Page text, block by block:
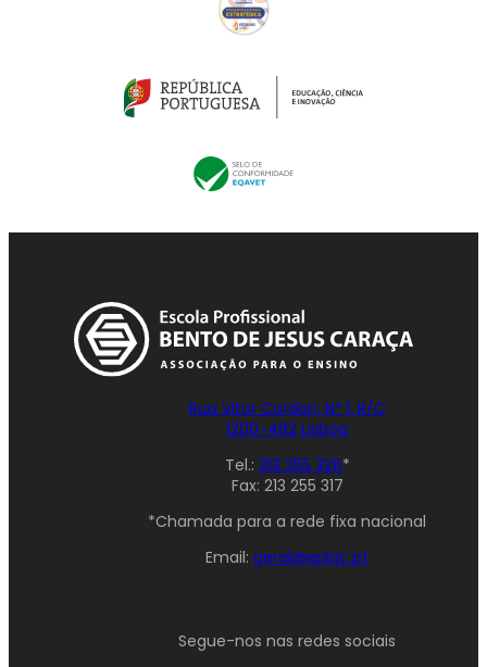
Rua Vitor Cordon, Nº 1, R/C
1200-482 Lisboa
Tel.: 213 255 326*
Fax: 213 255 317
*Chamada para a rede fixa nacional
Email: geral@epbjc.pt
Segue-nos nas redes sociais